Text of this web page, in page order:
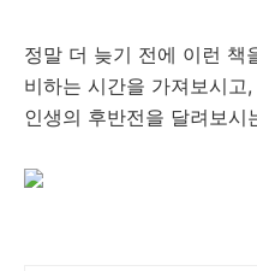
정말 더 늦기 전에 이런 책
비하는 시간을 가져보시고
인생의 후반전을 달려보시